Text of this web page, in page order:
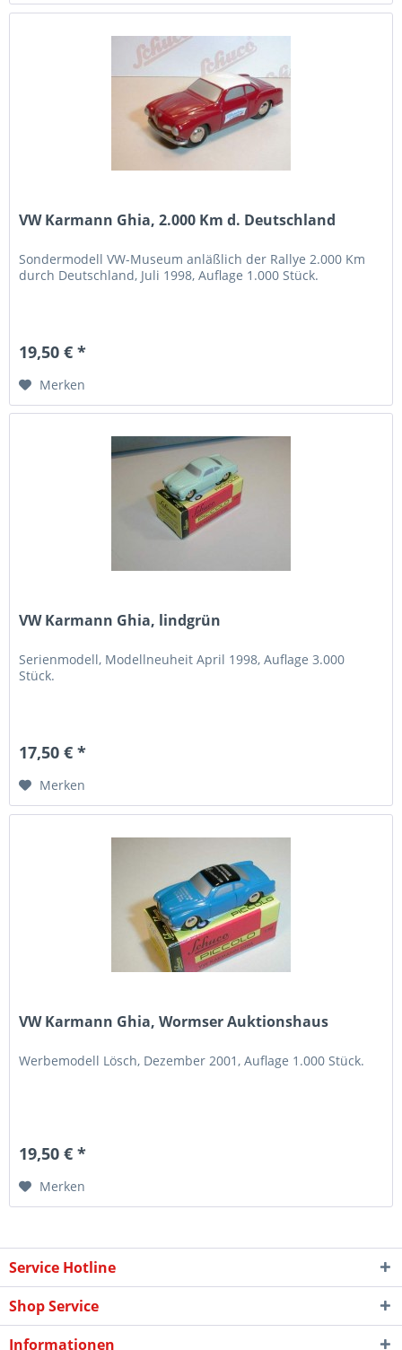
VW Karmann Ghia, 2.000 Km d. Deutschland
Sondermodell VW-Museum anläßlich der Rallye 2.000 Km
durch Deutschland, Juli 1998, Auflage 1.000 Stück.
19,50 € *
Merken
VW Karmann Ghia, lindgrün
Serienmodell, Modellneuheit April 1998, Auflage 3.000
Stück.
17,50 € *
Merken
VW Karmann Ghia, Wormser Auktionshaus
Werbemodell Lösch, Dezember 2001, Auflage 1.000 Stück.
19,50 € *
Merken
Service Hotline
Shop Service
Informationen